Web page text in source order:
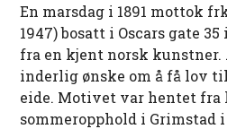
En marsdag i 1891 mottok
1947) bosatt i Oscars gate
fra en kjent norsk kunstner.
inderlig ønske om å få lov
eide. Motivet var hentet fra
sommeropphold i Grimstad i